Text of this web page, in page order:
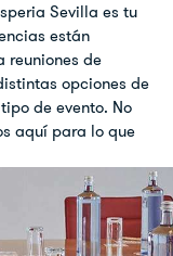
Sevilla es tu
están
reuniones de
opciones de
de evento. No
aquí para lo que